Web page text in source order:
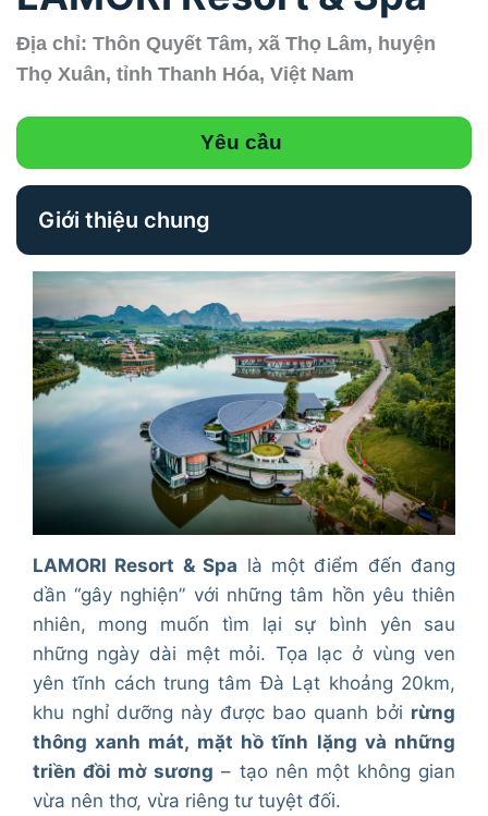
Địa chỉ: Thôn Quyết Tâm, xã Thọ Lâm, huyện
Thọ Xuân, tỉnh Thanh Hóa, Việt Nam
Yêu cầu
Giới thiệu chung
LAMORI Resort & Spa là một điểm đến đang
dần “gây nghiện” với những tâm hồn yêu thiên
nhiên, mong muốn tìm lại sự bình yên sau
những ngày dài mệt mỏi. Tọa lạc ở vùng ven
yên tĩnh cách trung tâm Đà Lạt khoảng 20km,
khu nghỉ dưỡng này được bao quanh bởi rừng
thông xanh mát, mặt hồ tĩnh lặng và những
triền đồi mờ sương – tạo nên một không gian
vừa nên thơ, vừa riêng tư tuyệt đối.